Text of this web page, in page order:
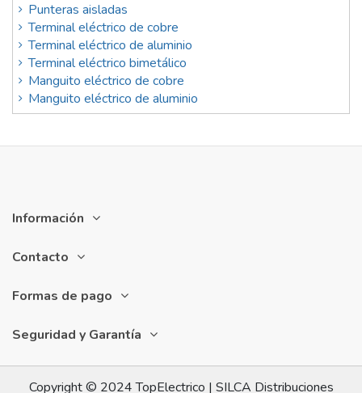
Punteras aisladas
Terminal eléctrico de cobre
Terminal eléctrico de aluminio
Terminal eléctrico bimetálico
Manguito eléctrico de cobre
Manguito eléctrico de aluminio
Información
Contacto
Formas de pago
Seguridad y Garantía
Copyright © 2024 TopElectrico | SILCA Distribuciones